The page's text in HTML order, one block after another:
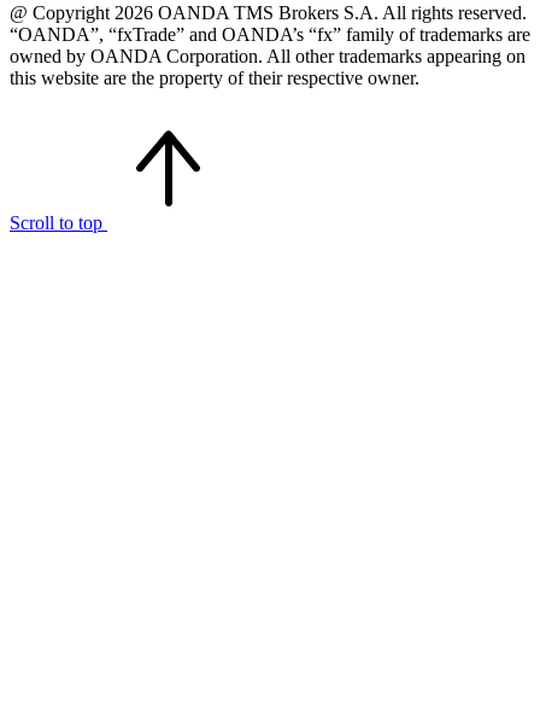
@ Copyright 2026 OANDA TMS Brokers S.A. All rights reserved.
“OANDA”, “fxTrade” and OANDA’s “fx” family of trademarks are
owned by OANDA Corporation. All other trademarks appearing on
this website are the property of their respective owner.
Scroll to top